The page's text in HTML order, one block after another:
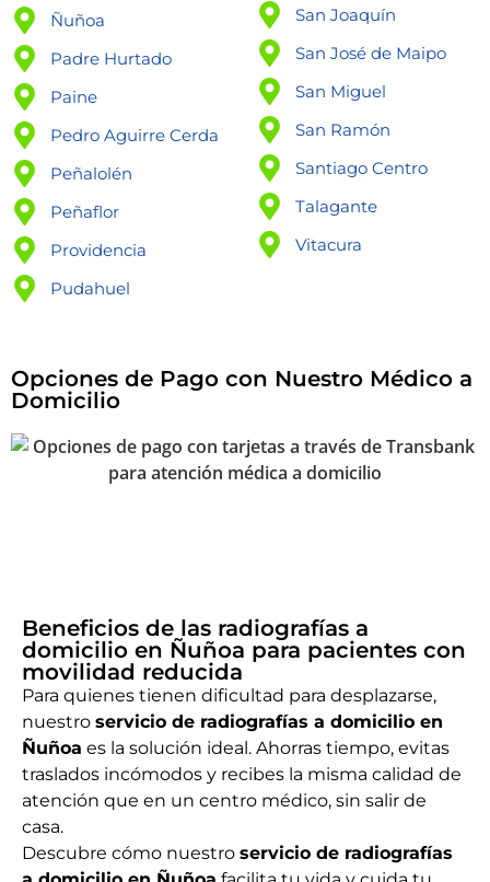
Ñuñoa
Padre Hurtado
Paine
Pedro Aguirre Cerda
Peñalolén
Peñaflor
Providencia
Pudahuel
San Joaquín
San José de Maipo
San Miguel
San Ramón
Santiago Centro
Talagante
Vitacura
Opciones de Pago con Nuestro Médico a
Domicilio
Beneficios de las radiografías a
domicilio en Ñuñoa para pacientes con
movilidad reducida
Para quienes tienen dificultad para desplazarse,
nuestro servicio de radiografías a domicilio en
Ñuñoa es la solución ideal. Ahorras tiempo, evitas
traslados incómodos y recibes la misma calidad de
atención que en un centro médico, sin salir de
casa.
Descubre cómo nuestro servicio de radiografías